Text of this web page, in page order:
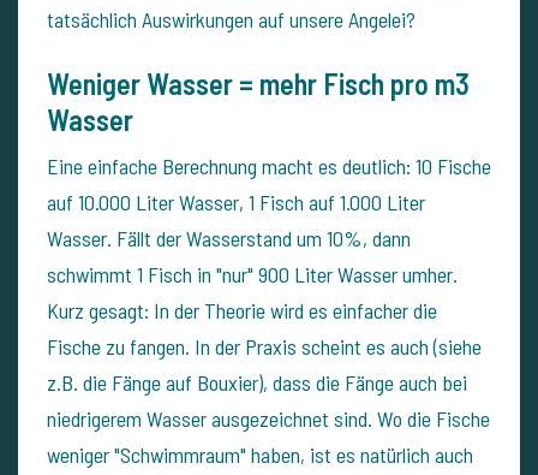
tatsächlich Auswirkungen auf unsere Angelei?
Weniger Wasser = mehr Fisch pro m3
Wasser
Eine einfache Berechnung macht es deutlich: 10 Fische
auf 10.000 Liter Wasser, 1 Fisch auf 1.000 Liter
Wasser. Fällt der Wasserstand um 10%, dann
schwimmt 1 Fisch in "nur" 900 Liter Wasser umher.
Kurz gesagt: In der Theorie wird es einfacher die
Fische zu fangen. In der Praxis scheint es auch (siehe
z.B. die Fänge auf Bouxier), dass die Fänge auch bei
niedrigerem Wasser ausgezeichnet sind. Wo die Fische
weniger "Schwimmraum" haben, ist es natürlich auch